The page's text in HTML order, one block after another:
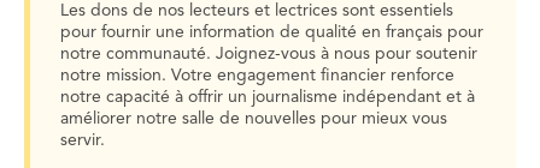
Les dons de nos lecteurs et lectrices sont essentiels
pour fournir une information de qualité en français pour
notre communauté. Joignez-vous à nous pour soutenir
notre mission. Votre engagement financier renforce
notre capacité à offrir un journalisme indépendant et à
améliorer notre salle de nouvelles pour mieux vous
servir.